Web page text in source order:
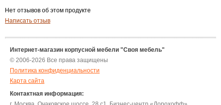
Нет отзывов об этом продукте
Написать отзыв
Интернет-магазин корпусной мебели "Своя мебель"
© 2006-2026 Все права защищены
Политика конфиденциальности
Карта сайта
Контактная информация: